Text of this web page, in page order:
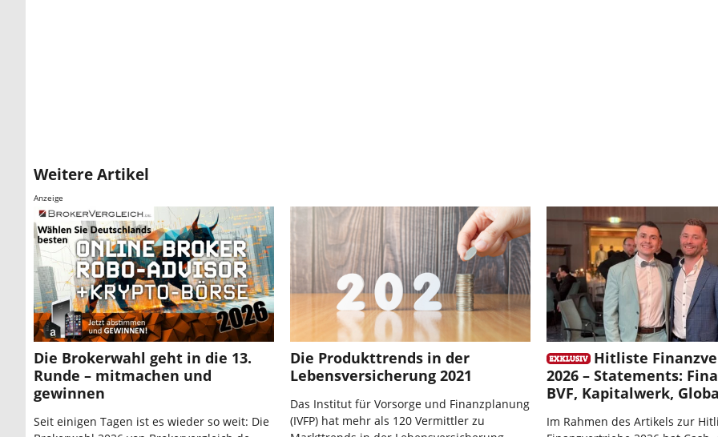
Weitere Artikel
Anzeige
Die Brokerwahl geht in die 13.
Runde – mitmachen und
gewinnen
Seit einigen Tagen ist es wieder so weit: Die
Die Produkttrends in der
Lebensversicherung 2021
Das Institut für Vorsorge und Finanzplanung
(IVFP) hat mehr als 120 Vermittler zu
Hitliste
2026 – Statements:
BVF, Kapitalwerk,
Im Rahmen des Artikels zur